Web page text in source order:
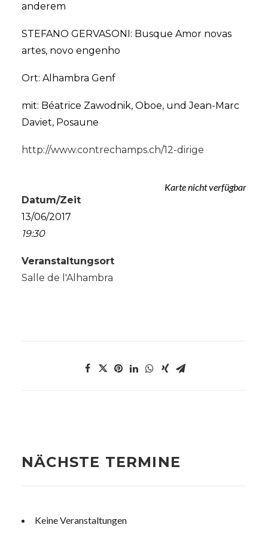
anderem
STEFANO GERVASONI: Busque Amor novas
artes, novo engenho
Ort: Alhambra Genf
mit: Béatrice Zawodnik, Oboe, und Jean-Marc
Daviet, Posaune
http://www.contrechamps.ch/12-dirige
Karte nicht verfügbar
Datum/Zeit
13/06/2017
19:30
Veranstaltungsort
Salle de l'Alhambra
NÄCHSTE TERMINE
Keine Veranstaltungen